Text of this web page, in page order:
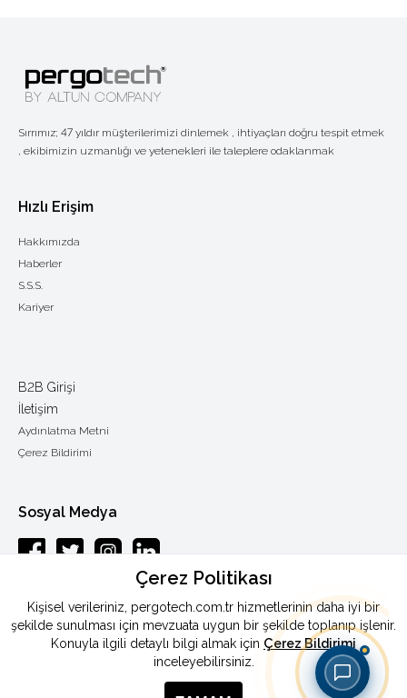
Sırrımız; 47 yıldır müşterilerimizi dinlemek , ihtiyaçları doğru tespit etmek
, ekibimizin uzmanlığı ve yetenekleri ile taleplere odaklanmak
Hızlı Erişim
Hakkımızda
Haberler
S.S.S.
Kariyer
B2B Girişi
İletişim
Aydınlatma Metni
Çerez Bildirimi
Sosyal Medya
Esenkent mah.Baraj yolu cad.Endam sok.: 33 Y.Dudullu-Ümraniye /
ISTANBUL
Telefon:0090 444 46 72
info@pergotech.com.tr
Çerez Politikası
Kişisel verileriniz, pergotech.com.tr hizmetlerinin daha iyi bir
şekilde sunulması için mevzuata uygun bir şekilde toplanıp işlenir.
Konuyla ilgili detaylı bilgi almak için Çerez Bildirimi
inceleyebilirsiniz.